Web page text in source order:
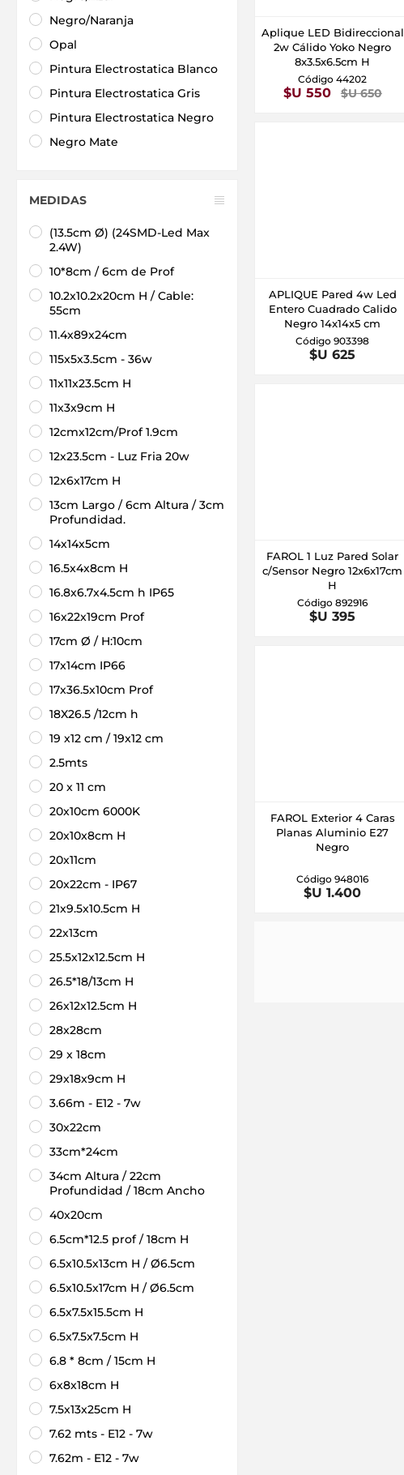
Aplique LED Bidireccional
2w Cálido Yoko Negro
8x3.5x6.5cm H
Código 44202
$U 550 $U 650
APLIQUE Pared 4w Led
Entero Cuadrado Calido
Negro 14x14x5 cm
Código 903398
$U 625
FAROL 1 Luz Pared Solar
c/Sensor Negro 12x6x17cm
H
Código 892916
$U 395
FAROL Exterior 4 Caras
Planas Aluminio E27
Negro
Código 948016
$U 1.400
Negro/Naranja
Opal
Pintura Electrostatica Blanco
Pintura Electrostatica Gris
Pintura Electrostatica Negro
Negro Mate
MEDIDAS
(13.5cm Ø) (24SMD-Led Max
2.4W)
10*8cm / 6cm de Prof
10.2x10.2x20cm H / Cable:
55cm
11.4x89x24cm
115x5x3.5cm - 36w
11x11x23.5cm H
11x3x9cm H
12cmx12cm/Prof 1.9cm
12x23.5cm - Luz Fria 20w
12x6x17cm H
13cm Largo / 6cm Altura / 3cm
Profundidad.
14x14x5cm
16.5x4x8cm H
16.8x6.7x4.5cm h IP65
16x22x19cm Prof
17cm Ø / H:10cm
17x14cm IP66
17x36.5x10cm Prof
18X26.5 /12cm h
19 x12 cm / 19x12 cm
2.5mts
20 x 11 cm
20x10cm 6000K
20x10x8cm H
20x11cm
20x22cm - IP67
21x9.5x10.5cm H
22x13cm
25.5x12x12.5cm H
26.5*18/13cm H
26x12x12.5cm H
28x28cm
29 x 18cm
29x18x9cm H
3.66m - E12 - 7w
30x22cm
33cm*24cm
34cm Altura / 22cm
Profundidad / 18cm Ancho
40x20cm
6.5cm*12.5 prof / 18cm H
6.5x10.5x13cm H / Ø6.5cm
6.5x10.5x17cm H / Ø6.5cm
6.5x7.5x15.5cm H
6.5x7.5x7.5cm H
6.8 * 8cm / 15cm H
6x8x18cm H
7.5x13x25cm H
7.62 mts - E12 - 7w
7.62m - E12 - 7w